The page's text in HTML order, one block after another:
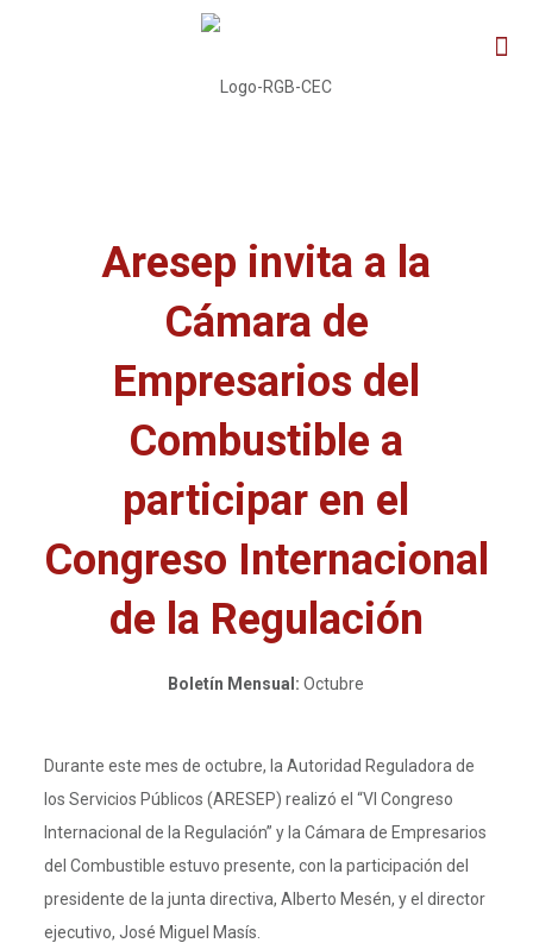
Aresep invita a la
Cámara de
Empresarios del
Combustible a
participar en el
Congreso Internacional
de la Regulación
Boletín Mensual: Octubre
Durante este mes de octubre, la Autoridad Reguladora de
los Servicios Públicos (ARESEP) realizó el “VI Congreso
Internacional de la Regulación” y la Cámara de Empresarios
del Combustible estuvo presente, con la participación del
presidente de la junta directiva, Alberto Mesén, y el director
ejecutivo, José Miguel Masís.